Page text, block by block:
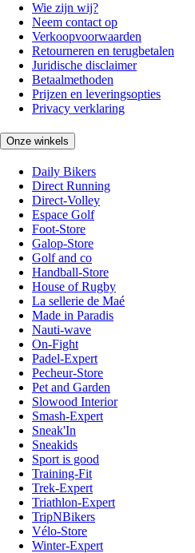
Wie zijn wij?
Neem contact op
Verkoopvoorwaarden
Retourneren en terugbetalen
Juridische disclaimer
Betaalmethoden
Prijzen en leveringsopties
Privacy verklaring
Onze winkels
Daily Bikers
Direct Running
Direct-Volley
Espace Golf
Foot-Store
Galop-Store
Golf and co
Handball-Store
House of Rugby
La sellerie de Maé
Made in Paradis
Nauti-wave
On-Fight
Padel-Expert
Pecheur-Store
Pet and Garden
Slowood Interior
Smash-Expert
Sneak'In
Sneakids
Sport is good
Training-Fit
Trek-Expert
Triathlon-Expert
TripNBikers
Vélo-Store
Winter-Expert